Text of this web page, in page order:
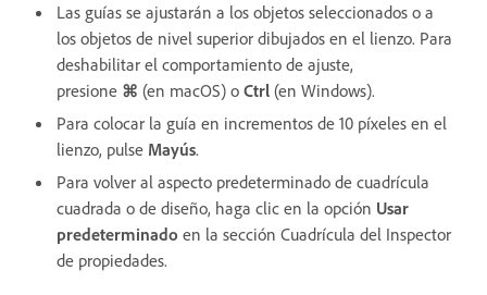
Las guías se ajustarán a los objetos seleccionados o a
los objetos de nivel superior dibujados en el lienzo. Para
deshabilitar el comportamiento de ajuste,
presione ⌘ (en macOS) o Ctrl (en Windows).
Para colocar la guía en incrementos de 10 píxeles en el
lienzo, pulse Mayús.
Para volver al aspecto predeterminado de cuadrícula
cuadrada o de diseño, haga clic en la opción Usar
predeterminado en la sección Cuadrícula del Inspector
de propiedades.